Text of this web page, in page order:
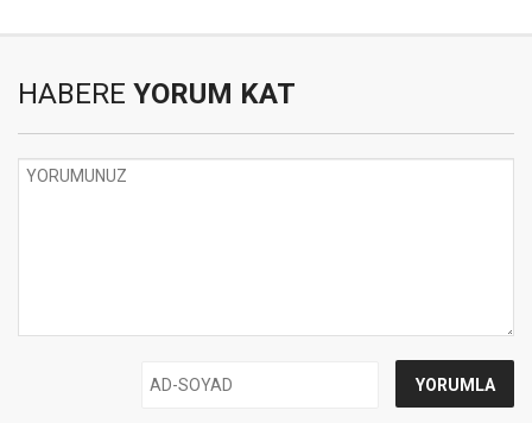
HABERE YORUM KAT